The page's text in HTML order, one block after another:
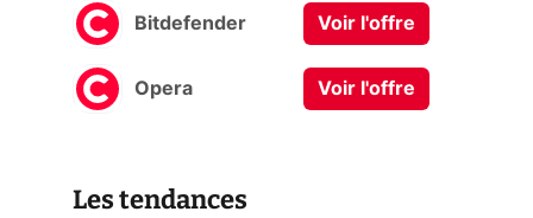
Bitdefender Voir l'offre
Opera Voir l'offre
Les tendances